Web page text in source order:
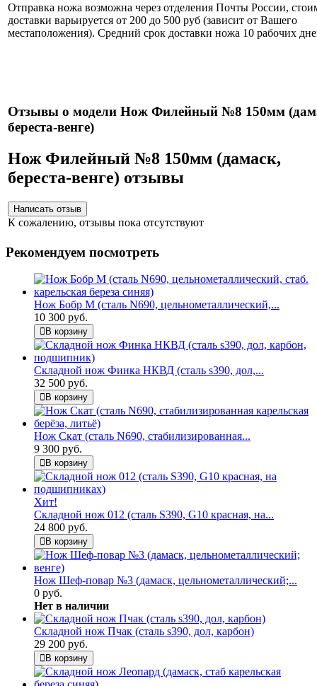
Отправка ножа возможна через отделения Почты России,
доставки варьируется от 200 до 500 руб (зависит от Вашего
местаположения). Средний срок доставки ножа 10 рабочих
Отзывы о модели Нож Филейный №8 150мм
береста-венге)
Нож Филейный №8 150мм (дамаск,
береста-венге) отзывы
К сожалению, отзывы пока отсутствуют
Рекомендуем посмотреть
Нож Бобр М (сталь N690, цельнометаллический,...
10 300 руб.
В корзину
Складной нож Финка НКВД (сталь s390, дол,...
32 500 руб.
В корзину
Нож Скат (сталь N690, стабилизированная...
9 300 руб.
В корзину
Хит!
Складной нож 012 (сталь S390, G10 красная, на...
24 800 руб.
В корзину
Нож Шеф-повар №3 (дамаск, цельнометаллический;...
0 руб.
Нет в наличии
Складной нож Пчак (сталь s390, дол, карбон)
29 200 руб.
В корзину